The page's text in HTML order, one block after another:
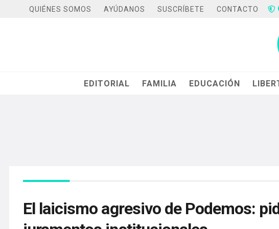
QUIÉNES SOMOS AYÚDANOS SUSCRÍBETE CONTACTO
EDITORIAL FAMILIA EDUCACIÓN
El laicismo agresivo de Podemos: